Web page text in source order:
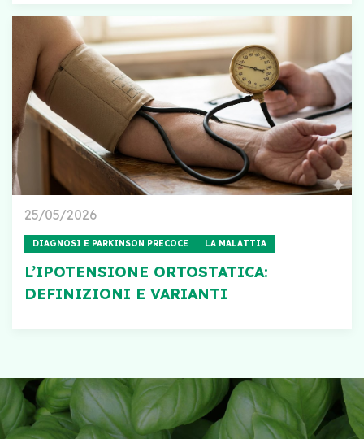
25/05/2026
DIAGNOSI E PARKINSON PRECOCE LA MALATTIA
L’IPOTENSIONE ORTOSTATICA:
DEFINIZIONI E VARIANTI